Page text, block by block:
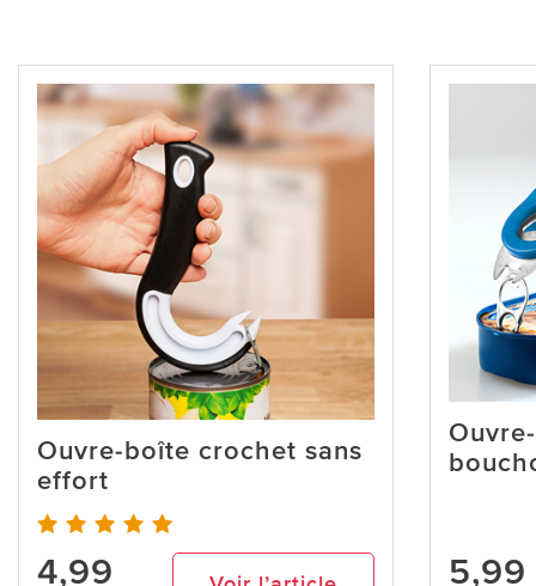
Ouvre-boîte crochet sans
effort
4,99 5,99